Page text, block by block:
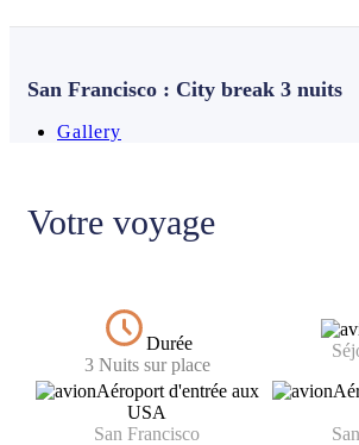
San Francisco : City break 3 nuits
Gallery
Votre voyage
Durée
3 Nuits sur place
Aéroport d'entrée aux
USA
San Francisco